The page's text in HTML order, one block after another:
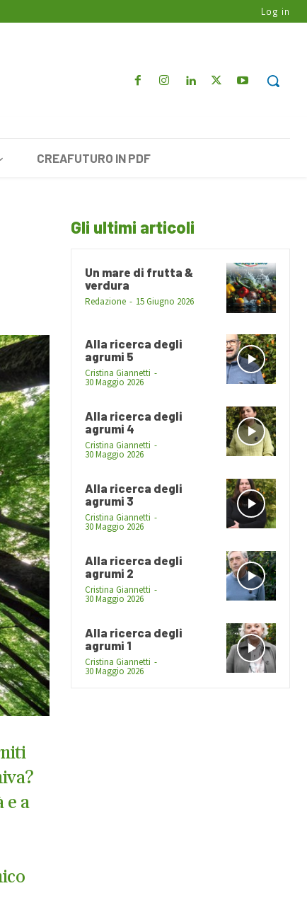
Log in
CREAFUTURO IN PDF
e a
Gli ultimi articoli
Un mare di frutta &
verdura
Redazione - 15 Giugno 2026
Alla ricerca degli
agrumi 5
Cristina Giannetti -
30 Maggio 2026
Alla ricerca degli
agrumi 4
Cristina Giannetti -
30 Maggio 2026
Alla ricerca degli
agrumi 3
Cristina Giannetti -
30 Maggio 2026
Alla ricerca degli
agrumi 2
Cristina Giannetti -
30 Maggio 2026
Alla ricerca degli
agrumi 1
Cristina Giannetti -
30 Maggio 2026